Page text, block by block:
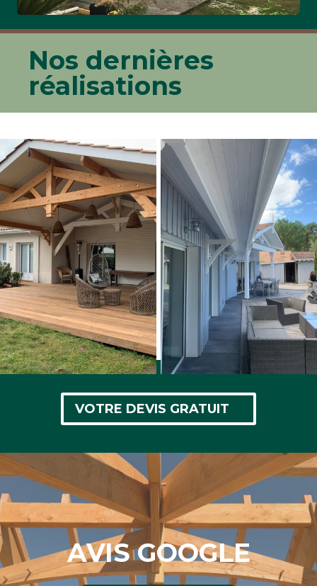
Nos dernières
réalisations
VOTRE DEVIS GRATUIT
AVIS GOOGLE